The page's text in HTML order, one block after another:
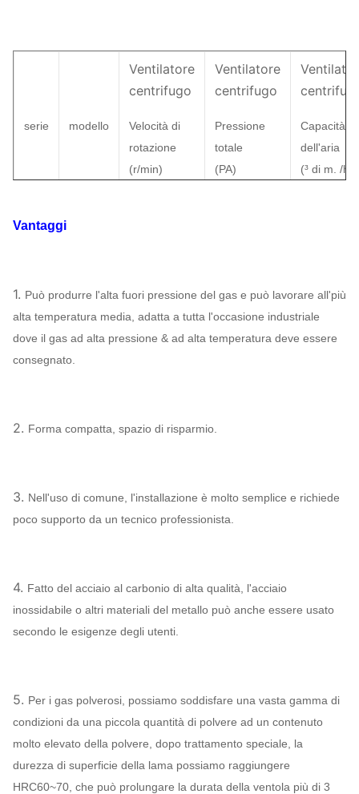
serie modello
Ventilatore
centrifugo
Velocità di
rotazione
(r/min)
Ventilatore
centrifugo
Pressione
totale
(PA)
Capacità
dell'aria
(³ di m. /h)
7-07
8C 1910 3517~3034
Vantaggi
1. Può produrre l'alta fuori pressione del gas e può lavorare all'più
alta temperatura media, adatta a tutta l'occasione industriale
dove il gas ad alta pressione & ad alta temperatura deve essere
consegnato.
2. Forma compatta, spazio di risparmio.
3. Nell'uso di comune, l'installazione è molto semplice e richiede
poco supporto da un tecnico professionista.
4. Fatto del acciaio al carbonio di alta qualità, l'acciaio
inossidabile o altri materiali del metallo può anche essere usato
secondo le esigenze degli utenti.
5. Per i gas polverosi, possiamo soddisfare una vasta gamma di
condizioni da una piccola quantità di polvere ad un contenuto
molto elevato della polvere, dopo trattamento speciale, la
durezza di superficie della lama possiamo raggiungere
HRC60~70, che può prolungare la durata della ventola più di 3